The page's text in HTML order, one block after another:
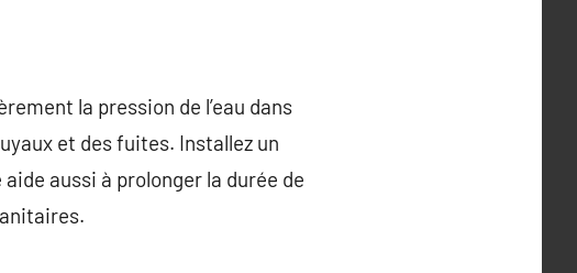
la pression de l’eau dans
et des fuites. Installez un
aussi à prolonger la durée de